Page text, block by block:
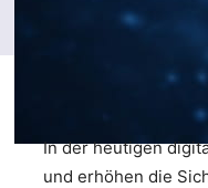
In der heutigen
und erhöhen die